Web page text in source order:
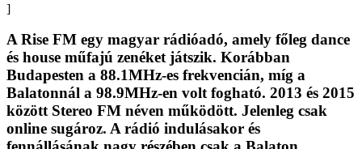
]
A Rise FM egy magyar rádióadó, amely főleg dance
és house műfajú zenéket játszik. Korábban
Budapesten a 88.1MHz-es frekvencián, míg a
Balatonnál a 98.9MHz-en volt fogható. 2013 és 2015
között Stereo FM néven működött. Jelenleg csak
online sugároz. A rádió indulásakor és